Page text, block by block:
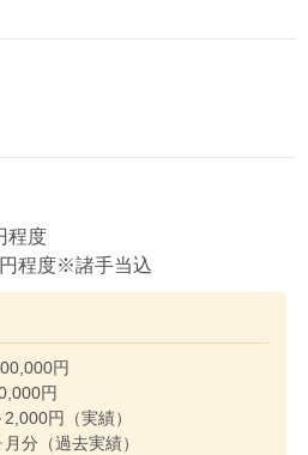
程度
程度※諸手当込
円
円
円（実績）
分（過去実績）